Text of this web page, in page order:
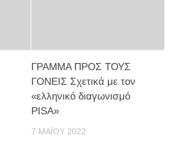
ΓΡΑΜΜΑ ΠΡΟΣ ΤΟΥΣ
ΓΟΝΕΙΣ Σχετικά με τον
«ελληνικό διαγωνισμό
PISA»
7 ΜΑΪ́ΟΥ 2022